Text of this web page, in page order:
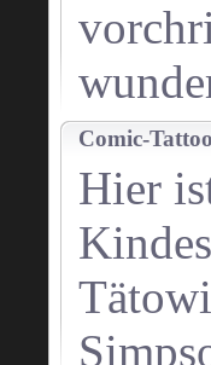
Comic-
Hier